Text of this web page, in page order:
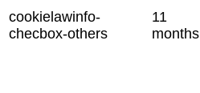
cookielawinfo-
checbox-others
11
months